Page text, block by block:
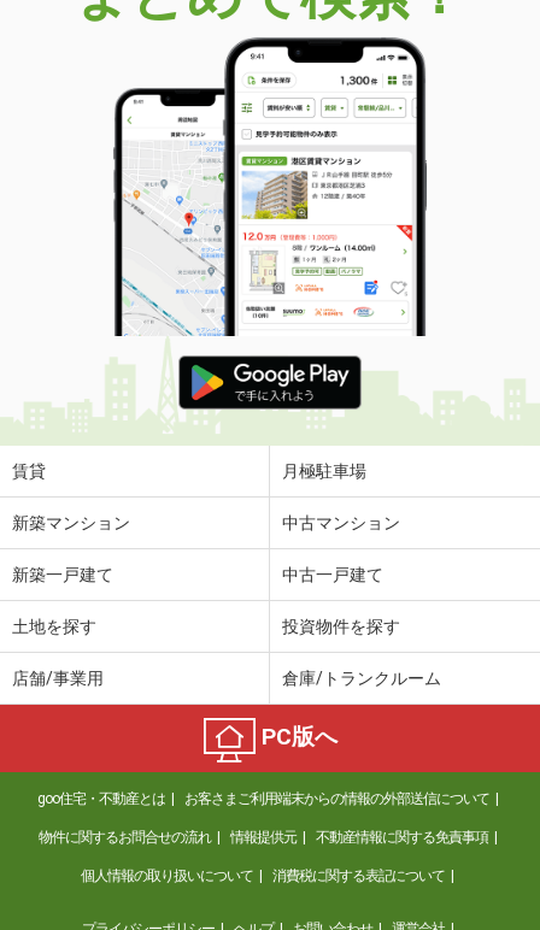
価 格
6.20万円
新潟県新潟市中央区大島
33.82m²
間取り
1LDK
新潟県新潟市中央区姥ケ山４丁目
価 格
9.75万円
住 所
新潟県新潟市中央区姥ケ山４丁目
専有面積 63.03m²
間取り
2LDK
新潟県上越市昭和町１
価 格
6.90万円
住 所
新潟県上越市昭和町１
専有面積
新潟県新潟市西区青山２丁目
2.40万円
新潟県新潟市中央区南出来島２丁目
5.60万円
住 所
新潟県新潟市中央区南出来島２丁目
専有面積 29.71m²
間取り
1K
新潟県新潟市中央区天神２丁目
賃貸 月極駐車場
新築マンション 中古マンション
新築一戸建て 中古一戸建て
土地を探す 投資物件を探す
店舗/事業用 倉庫/トランクルーム
PC版へ
goo住宅・不動産とは お客さまご利用端末からの情報の外部送信について
物件に関するお問合せの流れ 情報提供元 不動産情報に関する免責事項
個人情報の取り扱いについて 消費税に関する表記について